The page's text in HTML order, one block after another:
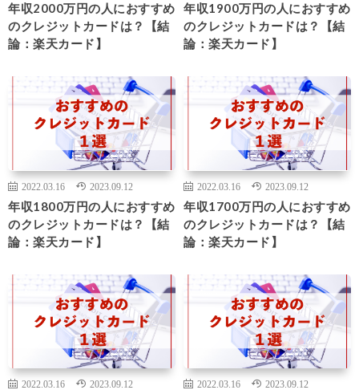
年収2000万円の人におすすめ
のクレジットカードは？【結
論：楽天カード】
年収1900万円の人におすすめ
のクレジットカードは？【結
論：楽天カード】
2022.03.16 2023.09.12
年収1800万円の人におすすめ
のクレジットカードは？【結
論：楽天カード】
2022.03.16 2023.09.12
年収1700万円の人におすすめ
のクレジットカードは？【結
論：楽天カード】
2022.03.16 2023.09.12 2022.03.16 2023.09.12